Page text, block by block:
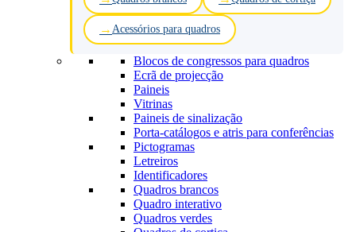
Acessórios para quadros
Blocos de congressos para quadros
Ecrã de projecção
Paineis
Vitrinas
Paineis de sinalização
Porta-catálogos e atris para conferências
Pictogramas
Letreiros
Identificadores
Quadros brancos
Quadro interativo
Quadros verdes